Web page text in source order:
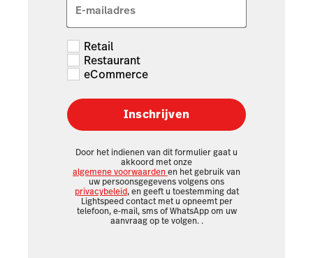
E-mailadres
Retail
Restaurant
eCommerce
Inschrijven
Door het indienen van dit formulier gaat u
akkoord met onze
algemene voorwaardenen het gebruik van
uw persoonsgegevens volgens ons
privacybeleid, en geeft u toestemming dat
Lightspeed contact met u opneemt per
telefoon, e-mail, sms of WhatsApp om uw
aanvraag op te volgen. .